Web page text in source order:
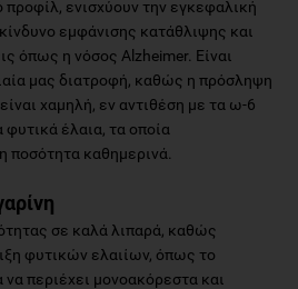
προφίλ, ενισχύουν την εγκεφαλική
εμφάνισης κατάθλιψης και
όπως η νόσος Alzheimer. Είναι
μας διατροφή, καθώς η πρόσληψη
χαμηλή, εν αντιθέση με τα ω-6
φυτικά έλαια, τα οποία
ποσότητα καθημερινά.
σε καλά λιπαρά, καθώς
φυτικών ελαιίων, όπως το
περιέχει μονοακόρεστα και